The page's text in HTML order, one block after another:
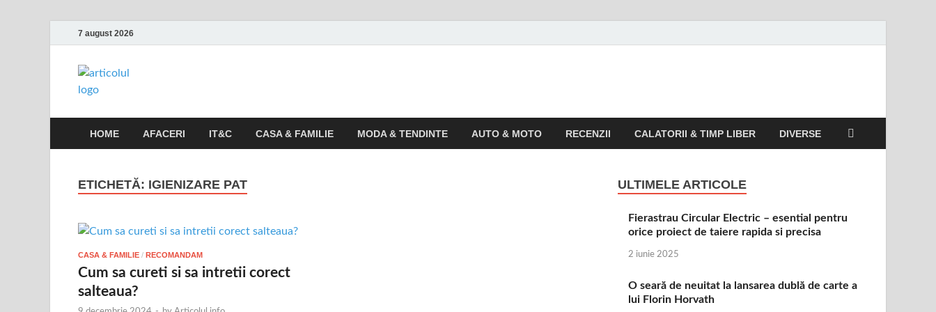
7 august 2026
HOME AFACERI IT&C CASA & FAMILIE MODA & TENDINTE AUTO & MOTO RECENZII CALATORII & TIMP LIBER DIVERSE
ETICHETĂ: IGIENIZARE PAT
CASA & FAMILIE / RECOMANDAM
Cum sa cureti si sa intretii corect
salteaua?
ULTIMELE ARTICOLE
Fierastrau Circular Electric – esential pentru
orice proiect de taiere rapida si precisa
2 iunie 2025
O seară de neuitat la lansarea dublă de carte a
lui Florin Horvath